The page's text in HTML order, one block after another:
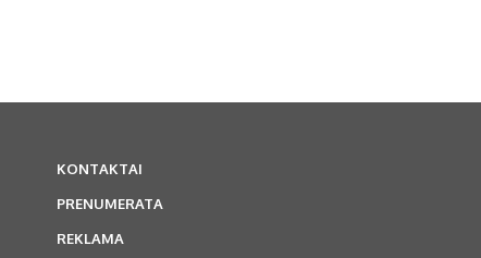
KONTAKTAI
PRENUMERATA
REKLAMA